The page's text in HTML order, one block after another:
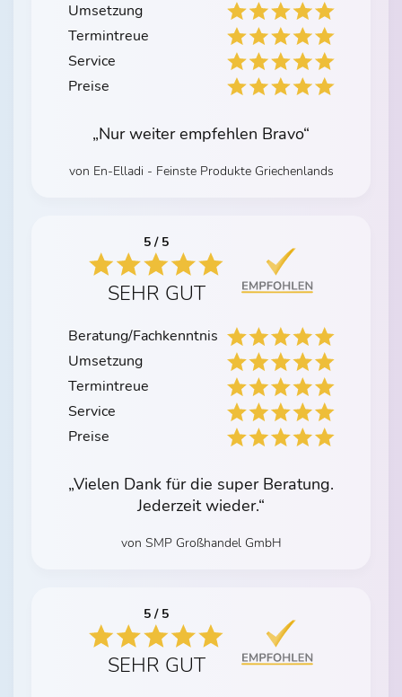
Umsetzung
Termintreue
Service
Preise
„Nur weiter empfehlen Bravo“
von En-Elladi - Feinste Produkte Griechenlands
5 / 5
SEHR GUT
Beratung/Fachkenntnis
Umsetzung
Termintreue
Service
Preise
„Vielen Dank für die super Beratung.
Jederzeit wieder.“
von SMP Großhandel GmbH
5 / 5
SEHR GUT